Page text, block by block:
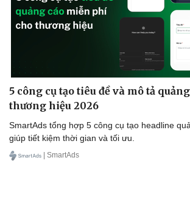
5 công cụ tạo tiêu đề và mô tả
thương hiệu 2026
SmartAds tổng hợp 5 công cụ tạo headline
giúp tiết kiệm thời gian và tối ưu.
| SmartAds